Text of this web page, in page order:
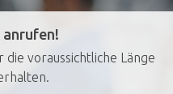
die voraussichtliche Länge